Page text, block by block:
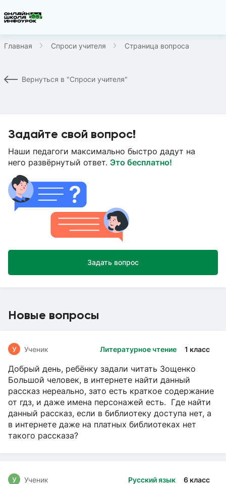
Главная Спроси учителя Страница вопроса
Вернуться в "Спроси учителя"
Задайте свой вопрос!
Наши педагоги максимально быстро дадут на
него развёрнутый ответ. Это бесплатно!
Задать вопрос
Новые вопросы
Литературное чтение 1 класс
У Ученик
Добрый день, ребёнку задали читать Зощенко
Большой человек, в интернете найти данный
рассказ нереально, зато есть краткое содержание
от гдз, и даже имена персонажей есть. Где найти
данный рассказ, если в библиотеку доступа нет, а
в интернете даже на платных библиотеках нет
такого рассказа?
Русский язык 6 класс
У Ученик